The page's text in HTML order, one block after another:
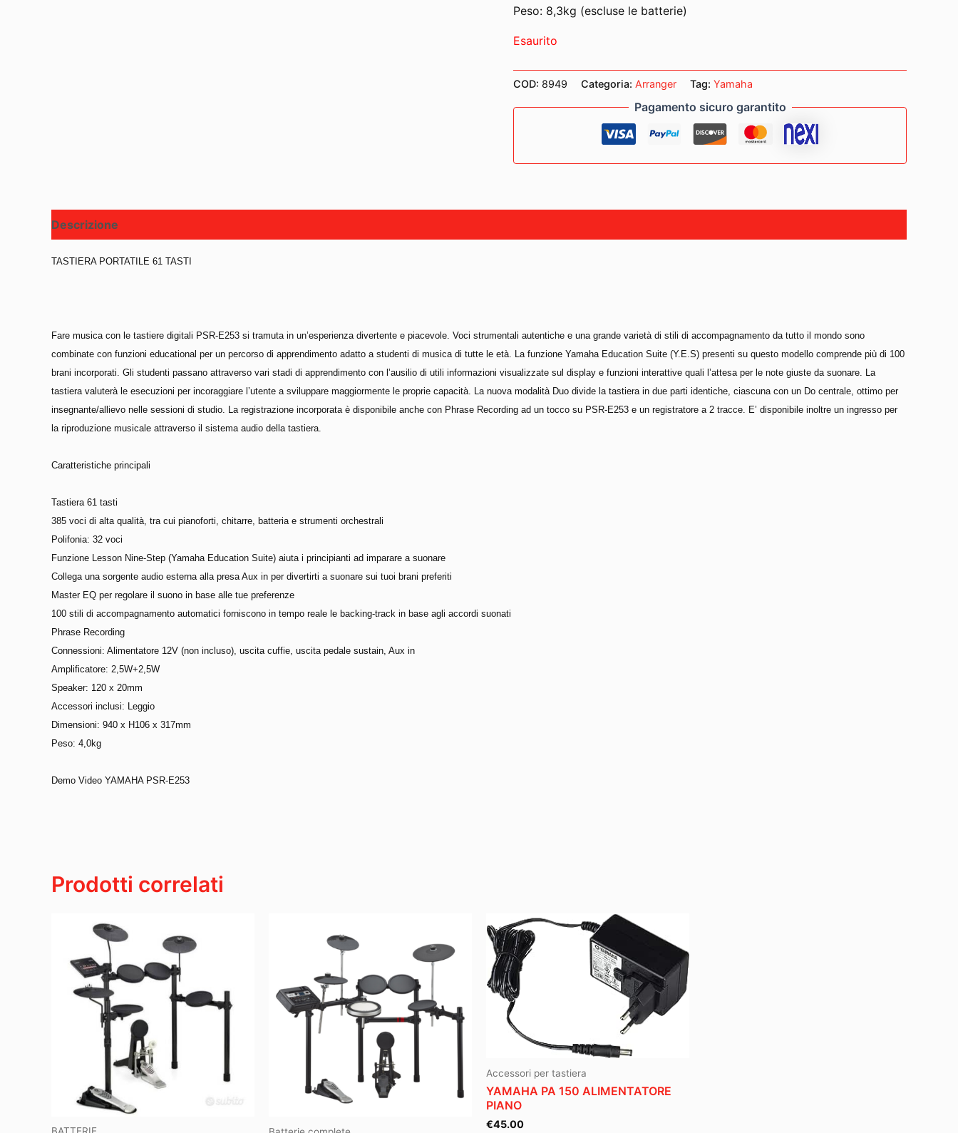
Peso: 8,3kg (escluse le batterie)
Esaurito
COD: 8949 Categoria: Arranger Tag: Yamaha
Pagamento sicuro garantito
Descrizione
TASTIERA PORTATILE 61 TASTI
Fare musica con le tastiere digitali PSR-E253 si tramuta in un’esperienza divertente e piacevole. Voci strumentali autentiche e una grande varietà di stili di accompagnamento da tutto il mondo sono
combinate con funzioni educational per un percorso di apprendimento adatto a studenti di musica di tutte le età. La funzione Yamaha Education Suite (Y.E.S) presenti su questo modello comprende più di 100
brani incorporati. Gli studenti passano attraverso vari stadi di apprendimento con l’ausilio di utili informazioni visualizzate sul display e funzioni interattive quali l’attesa per le note giuste da suonare. La
tastiera valuterà le esecuzioni per incoraggiare l’utente a sviluppare maggiormente le proprie capacità. La nuova modalità Duo divide la tastiera in due parti identiche, ciascuna con un Do centrale, ottimo per
insegnante/allievo nelle sessioni di studio. La registrazione incorporata è disponibile anche con Phrase Recording ad un tocco su PSR-E253 e un registratore a 2 tracce. E’ disponibile inoltre un ingresso per
la riproduzione musicale attraverso il sistema audio della tastiera.
Caratteristiche principali
Tastiera 61 tasti
385 voci di alta qualità, tra cui pianoforti, chitarre, batteria e strumenti orchestrali
Polifonia: 32 voci
Funzione Lesson Nine-Step (Yamaha Education Suite) aiuta i principianti ad imparare a suonare
Collega una sorgente audio esterna alla presa Aux in per divertirti a suonare sui tuoi brani preferiti
Master EQ per regolare il suono in base alle tue preferenze
100 stili di accompagnamento automatici forniscono in tempo reale le backing-track in base agli accordi suonati
Phrase Recording
Connessioni: Alimentatore 12V (non incluso), uscita cuffie, uscita pedale sustain, Aux in
Amplificatore: 2,5W+2,5W
Speaker: 120 x 20mm
Accessori inclusi: Leggio
Dimensioni: 940 x H106 x 317mm
Peso: 4,0kg
Demo Video YAMAHA PSR-E253
Prodotti correlati
Accessori per tastiera
YAMAHA PA 150 ALIMENTATORE
PIANO
€45.00